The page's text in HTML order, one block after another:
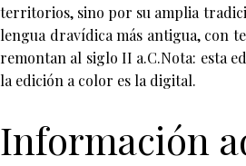
territorios, sino por su amplia
lengua dravídica más antigua, con
remontan al siglo II a.C.Nota: esta
la edición a color es la digital.
Información